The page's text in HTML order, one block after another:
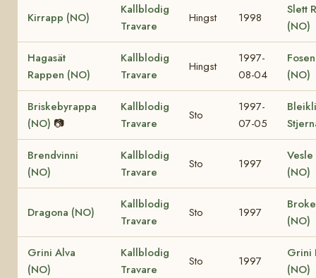
Kirrapp (NO)
Kallblodig
Travare
Hingst 1998
Slett
(NO)
Hagasät
Rappen (NO)
Kallblodig
Travare
Hingst
1997-
08-04
(NO)
Briskebyrappa
(NO) 📷
Kallblodig
Travare
Sto
1997-
07-05
Bleikli
Brendvinni
(NO)
Kallblodig
Travare
Sto 1997
(NO)
Dragona (NO)
Kallblodig
Travare
Sto 1997
(NO)
Grini Alva
(NO)
Kallblodig
Travare
Sto 1997
Grini
(NO)